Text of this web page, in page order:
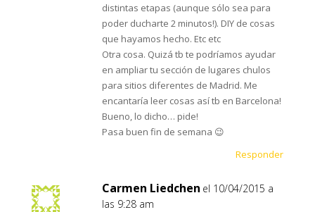
distintas etapas (aunque sólo sea para
poder ducharte 2 minutos!). DIY de cosas
que hayamos hecho. Etc etc
Otra cosa. Quizá tb te podríamos ayudar
en ampliar tu sección de lugares chulos
para sitios diferentes de Madrid. Me
encantaría leer cosas así tb en Barcelona!
Bueno, lo dicho… pide!
Pasa buen fin de semana 😉
Responder
Carmen Liedchen el 10/04/2015 a
las 9:28 am